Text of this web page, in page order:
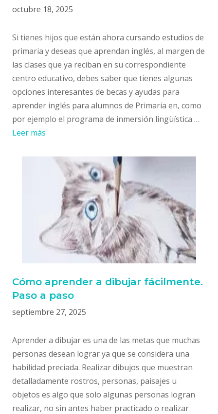
octubre 18, 2025
Si tienes hijos que están ahora cursando estudios de
primaria y deseas que aprendan inglés, al margen de
las clases que ya reciban en su correspondiente
centro educativo, debes saber que tienes algunas
opciones interesantes de becas y ayudas para
aprender inglés para alumnos de Primaria en, como
por ejemplo el programa de inmersión lingüística …
Leer más
Cómo aprender a dibujar fácilmente.
Paso a paso
septiembre 27, 2025
Aprender a dibujar es una de las metas que muchas
personas desean lograr ya que se considera una
habilidad preciada. Realizar dibujos que muestran
detalladamente rostros, personas, paisajes u
objetos es algo que solo algunas personas logran
realizar, no sin antes haber practicado o realizar